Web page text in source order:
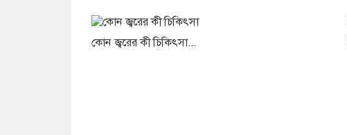
কোন জ্বরের কী চিকিৎসা...